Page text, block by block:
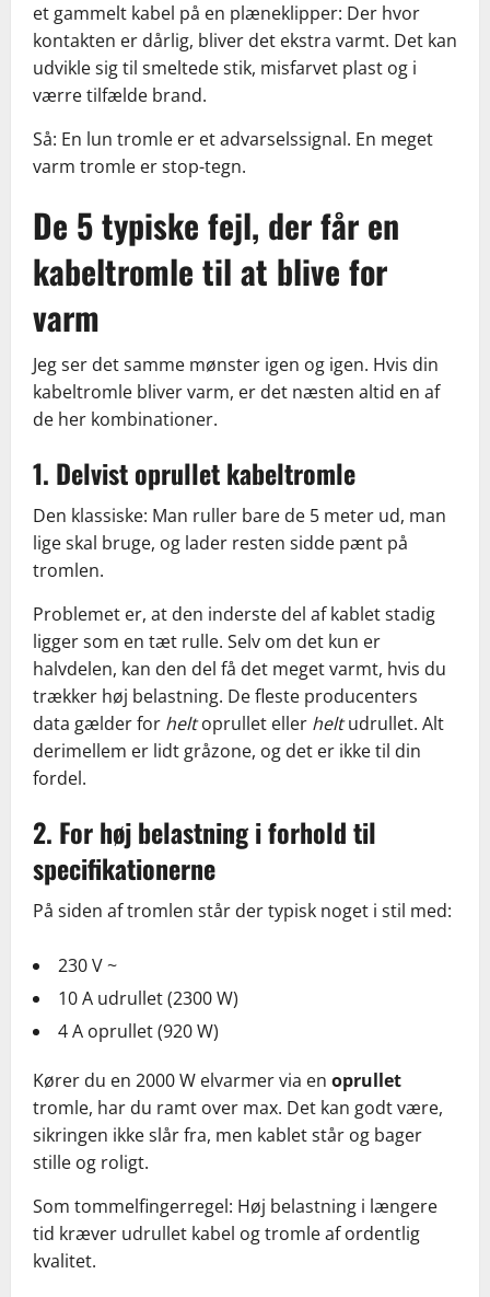
et gammelt kabel på en plæneklipper: Der hvor
kontakten er dårlig, bliver det ekstra varmt. Det kan
udvikle sig til smeltede stik, misfarvet plast og i
værre tilfælde brand.
Så: En lun tromle er et advarselssignal. En meget
varm tromle er stop-tegn.
De 5 typiske fejl, der får en
kabeltromle til at blive for
varm
Jeg ser det samme mønster igen og igen. Hvis din
kabeltromle bliver varm, er det næsten altid en af
de her kombinationer.
1. Delvist oprullet kabeltromle
Den klassiske: Man ruller bare de 5 meter ud, man
lige skal bruge, og lader resten sidde pænt på
tromlen.
Problemet er, at den inderste del af kablet stadig
ligger som en tæt rulle. Selv om det kun er
halvdelen, kan den del få det meget varmt, hvis du
trækker høj belastning. De fleste producenters
data gælder for heltoprullet eller heltudrullet. Alt
derimellem er lidt gråzone, og det er ikke til din
fordel.
2. For høj belastning i forhold til
specifikationerne
På siden af tromlen står der typisk noget i stil med:
230 V ~
10 A udrullet (2300 W)
4 A oprullet (920 W)
Kører du en 2000 W elvarmer via en oprullet
tromle, har du ramt over max. Det kan godt være,
sikringen ikke slår fra, men kablet står og bager
stille og roligt.
Som tommelfingerregel: Høj belastning i længere
tid kræver udrullet kabel og tromle af ordentlig
kvalitet.